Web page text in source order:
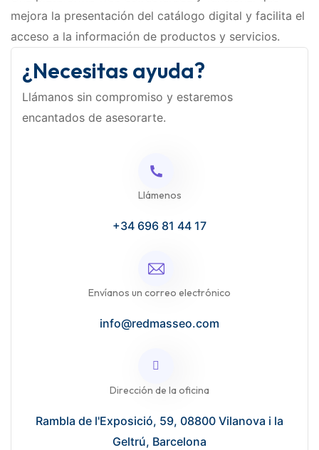
mejora la presentación del catálogo digital y facilita el
acceso a la información de productos y servicios.
¿Necesitas ayuda?
Llámanos sin compromiso y estaremos
encantados de asesorarte.
Llámenos
+34 696 81 44 17
Envíanos un correo electrónico
info@redmasseo.com
Dirección de la oficina
Rambla de l'Exposició, 59, 08800 Vilanova i la
Geltrú, Barcelona